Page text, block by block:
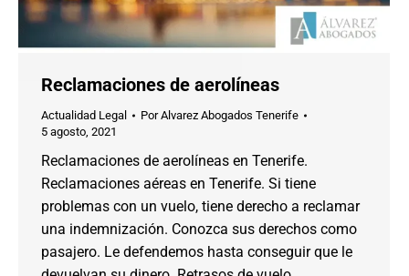
Reclamaciones de aerolíneas
Actualidad Legal PorAlvarez Abogados Tenerife
5 agosto, 2021
Reclamaciones de aerolíneas en Tenerife.
Reclamaciones aéreas en Tenerife. Si tiene
problemas con un vuelo, tiene derecho a reclamar
una indemnización. Conozca sus derechos como
pasajero. Le defendemos hasta conseguir que le